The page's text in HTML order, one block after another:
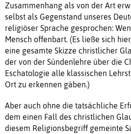
Zusammenhang als von der Art
selbst als Gegenstand unseres
religiöser Sprache gesprochen:
Mensch offenbart. (Es ließe sich
eine gesamte Skizze christlicher
der von der Sündenlehre über die
Eschatologie alle klassischen
Ort zu erkennen gäben.)
Aber auch ohne die tatsächliche
dem einen Fall des christlichen
diesem Religionsbegriff gemeinte